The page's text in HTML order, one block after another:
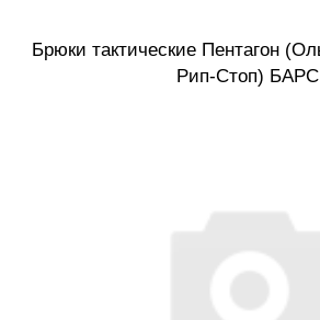
Брюки тактические Пентагон
Рип-Стоп) БАРС